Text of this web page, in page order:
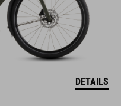
DETAILS